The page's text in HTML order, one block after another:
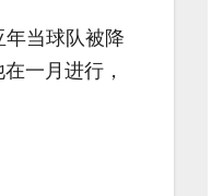
当球队被降
一月进行，